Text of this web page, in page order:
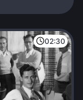
02:30